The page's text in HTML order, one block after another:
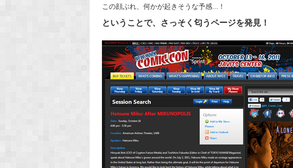
この顔ぶれ、何かが起きそうな予感...！
ということで、さっそく匂うページを発見！